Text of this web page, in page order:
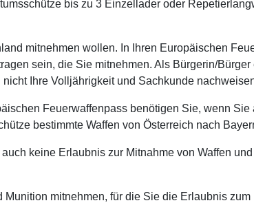
bis zu 3 Einzellader oder
mitnehmen wollen. In Ihren Europäischen
sein, die Sie mitnehmen. Als Bürgerin/
Ihre Volljährigkeit und Sachkunde
Feuerwaffenpass benötigen Sie, wenn Sie
bestimmte Waffen von Österreich nach
keine Erlaubnis zur Mitnahme von Waffen
Munition mitnehmen, für die Sie die Erlaubnis